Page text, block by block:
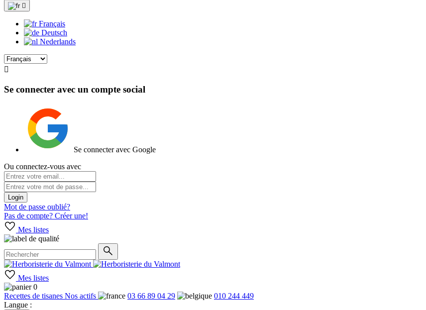

Français
Deutsch
Nederlands

Se connecter avec un compte social
Se connecter avec Google
Ou connectez-vous avec
Login
Mot de passe oublié?
Pas de compte? Créer une!
Mes listes
Mes listes
0
Recettes de tisanes Nos actifs 03 66 89 04 29
010 244 449
Langue :